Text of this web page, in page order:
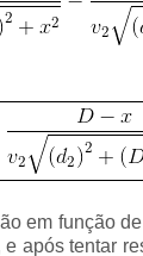
em função
após tentar